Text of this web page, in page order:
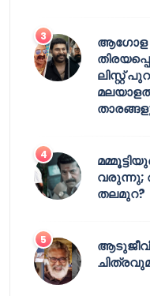
ആഗോള
ലിസ്റ്റ്
വരുന്നു;
തലമുറ?